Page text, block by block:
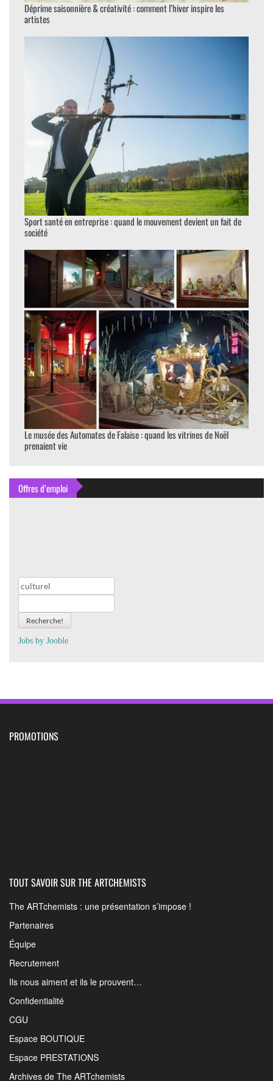
Déprime saisonnière & créativité : comment l’hiver inspire les
artistes
Sport santé en entreprise : quand le mouvement devient un fait de
société
Le musée des Automates de Falaise : quand les vitrines de Noël
prenaient vie
Offres d’emploi
Recherche!
Jobs by Jooble
PROMOTIONS
TOUT SAVOIR SUR THE ARTCHEMISTS
The ARTchemists : une présentation s’impose !
Partenaires
Équipe
Recrutement
Ils nous aiment et ils le prouvent…
Confidentialité
CGU
Espace BOUTIQUE
Espace PRESTATIONS
Archives de The ARTchemists